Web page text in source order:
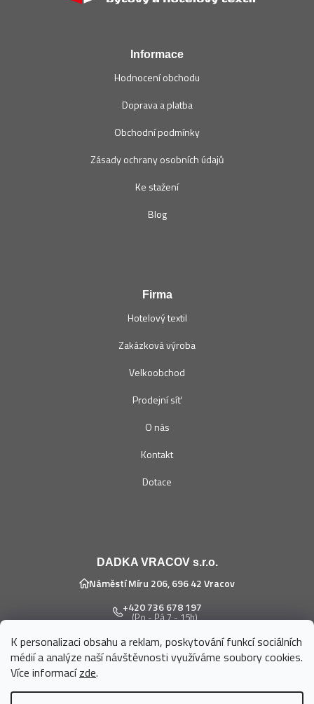
K personalizaci obsahu a reklam, poskytování funkcí sociálních
médií a analýze naší návštěvnosti využíváme soubory cookies.
Více informacízde.
Informace
Hodnocení obchodu
Doprava a platba
Obchodní podmínky
Zásady ochrany osobních údajů
Ke stažení
Blog
Firma
Hotelový textil
Zakázková výroba
Velkoobchod
Prodejní síť
O nás
Kontakt
Dotace
DADKA VRACOV s.r.o.
Náměstí Míru 206, 696 42 Vracov
+420 736 678 197
(Po - Pá 7 - 15h)
eshop@dadka.cz